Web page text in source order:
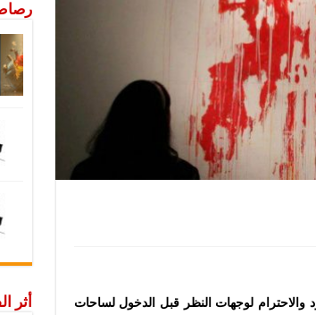
والاحترام لوجهات النظر قبل الدخول لساحات
أثر